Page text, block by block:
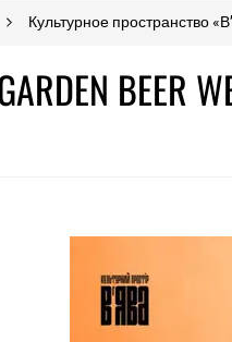
Культурное пространство